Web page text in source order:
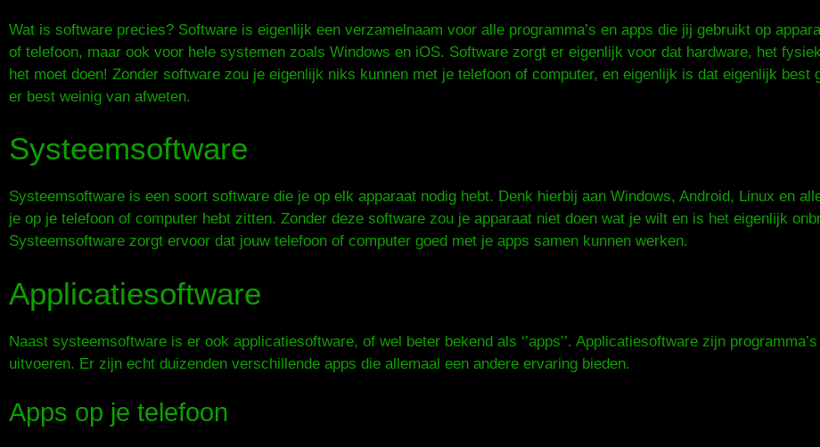
Wat is software precies? Software is eigenlijk een verzamelnaam voor alle programma’s en apps die jij gebruikt op
of telefoon, maar ook voor hele systemen zoals Windows en iOS. Software zorgt er eigenlijk voor dat hardware, het
het moet doen! Zonder software zou je eigenlijk niks kunnen met je telefoon of computer, en eigenlijk is dat eigenlijk best
er best weinig van afweten.
Systeemsoftware
Systeemsoftware is een soort software die je op elk apparaat nodig hebt. Denk hierbij aan Windows, Android, Linux en
je op je telefoon of computer hebt zitten. Zonder deze software zou je apparaat niet doen wat je wilt en is het eigenlijk
Systeemsoftware zorgt ervoor dat jouw telefoon of computer goed met je apps samen kunnen werken.
Applicatiesoftware
Naast systeemsoftware is er ook applicatiesoftware, of wel beter bekend als ‘’apps’’. Applicatiesoftware zijn
uitvoeren. Er zijn echt duizenden verschillende apps die allemaal een andere ervaring bieden.
Apps op je telefoon